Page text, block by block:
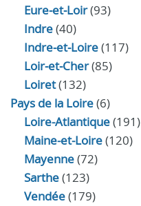
Eure‑et‑Loir(93)
Indre(40)
Indre‑et‑Loire(117)
Loir‑et‑Cher(85)
Loiret(132)
Pays de la Loire(6)
Loire-Atlantique(191)
Maine-et-Loire(120)
Mayenne(72)
Sarthe(123)
Vendée(179)